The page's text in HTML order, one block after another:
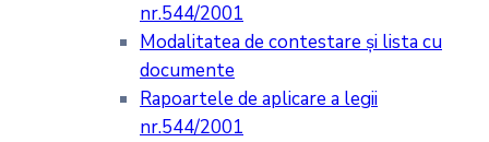
nr.544/2001
Modalitatea de contestare și lista cu
documente
Rapoartele de aplicare a legii
nr.544/2001